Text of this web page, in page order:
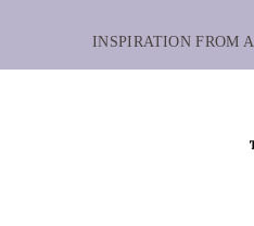
INSPIRATION FROM